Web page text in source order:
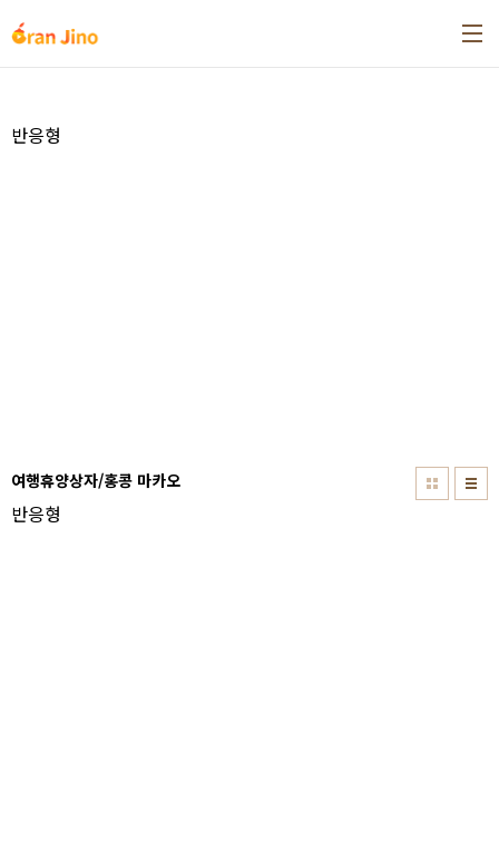
반응형
여행휴양상자/홍콩 마카오
반응형